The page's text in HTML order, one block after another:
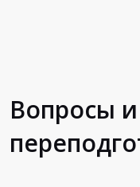
Вопросы